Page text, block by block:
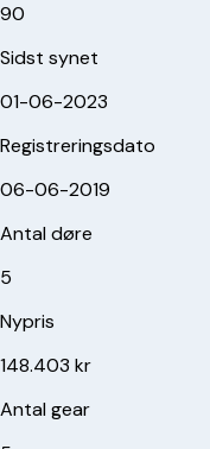
90
Sidst synet
01-06-2023
Registreringsdato
06-06-2019
Antal døre
5
Nypris
148.403 kr
Antal gear